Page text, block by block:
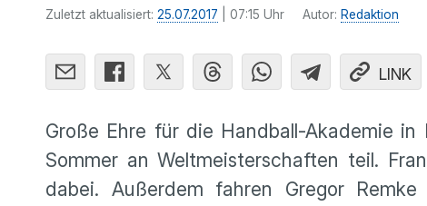
Zuletzt aktualisiert: 25.07.2017 | 07:15 Uhr Autor: Redaktion
LINK
Große Ehre für die Handball-Akademie
Sommer an Weltmeis­ter­schaften teil.
dabei. Außerdem fahren Gregor